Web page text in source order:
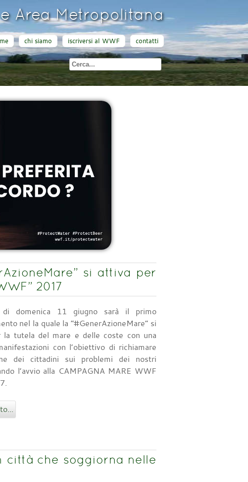
Area Metropolitana
chi siamo iscriversi al WWF contatti
si attiva per
2017
di domenica 11 giugno sarà il primo
nel la quale la “#GenerAzioneMare” si
la tutela del mare e delle coste con una
con l’obiettivo di richiamare
dei cittadini sui problemi dei nostri
l’avvio alla CAMPAGNA MARE WWF
città che soggiorna nelle